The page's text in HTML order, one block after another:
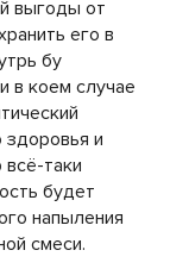
выгоды от
его в
бу
в коем случае
здоровья и
таки
будет
напыления
смеси.